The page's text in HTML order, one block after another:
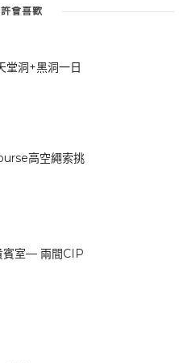
會喜歡
堂洞+黑洞一日
高空繩索挑
賓室— 兩間CIP